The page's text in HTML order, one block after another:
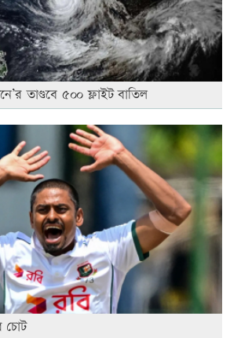
তাণ্ডবে ৫০০ ফ্লাইট বাতিল
চোট